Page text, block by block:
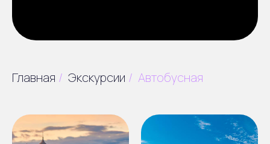
Главная / Экскурсии / Автобусная